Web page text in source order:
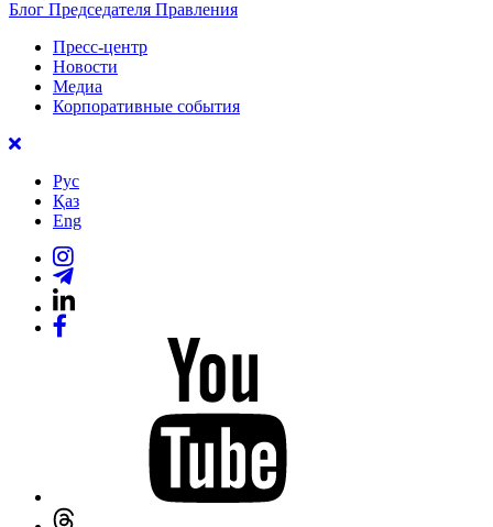
Блог Председателя Правления
Пресс-центр
Новости
Медиа
Корпоративные события
Рус
Қаз
Eng